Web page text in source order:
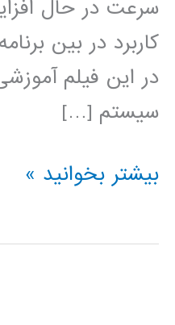
سرعت در حال
کاربرد در بین
در این فیلم
سیستم […]
نروفازی
در
بیشتر بخوانید »